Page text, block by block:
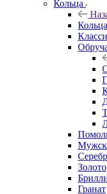
Кольца
Кольца
Золото
Гранат